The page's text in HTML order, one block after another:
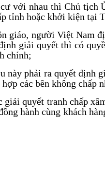
với nhau thì Chủ tịch
tỉnh hoặc khởi kiện tại
giáo, người Việt Nam
giải quyết thì có
chính;
phải ra quyết định
các bên không chấp
quyết tranh chấp
hành cùng khách